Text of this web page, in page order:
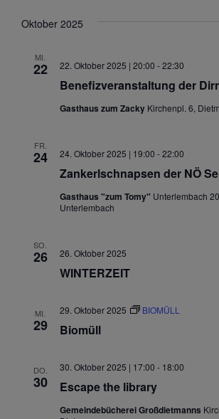
Oktober 2025
MI.
22
Benefizveranstaltung der
22. Oktober 2025 | 20:00 -22:30
Gasthaus zum Zacky Kirchenpl. 6,
FR.
24
Zankerlschnapsen der NÖ
24. Oktober 2025 | 19:00 -22:00
Gasthaus "zum Tomy" Unterlembach
Unterlembach
SO.
26
WINTERZEIT
26. Oktober 2025
MI.
29 Biomüll
29. Oktober 2025 BIOMÜLL
DO.
30 Escape the library
30. Oktober 2025 | 17:00 - 18:00
Gemeindebücherei Großdietmanns